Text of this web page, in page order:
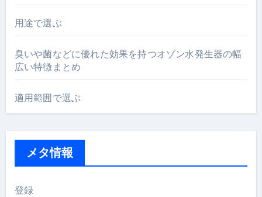
用途で選ぶ
臭いや菌などに優れた効果を持つオゾン水発生器の幅
広い特徴まとめ
適用範囲で選ぶ
メタ情報
登録